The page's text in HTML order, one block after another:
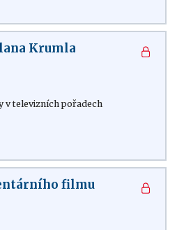
Krumla
v televizních pořadech
filmu